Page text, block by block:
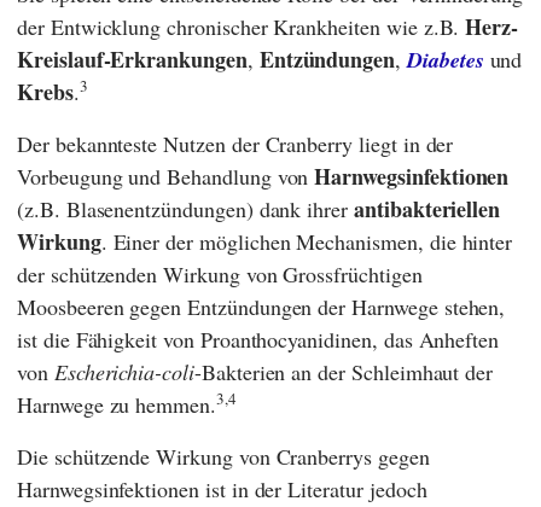
der Entwicklung chronischer Krankheiten wie z.B.Herz-
Kreislauf-Erkrankungen, Entzündungen,Diabetes und
Krebs.3
Der bekannteste Nutzen der Cranberry liegt in der
Vorbeugung und Behandlung vonHarnwegsinfektionen
(z.B. Blasenentzündungen) dank ihrerantibakteriellen
Wirkung. Einer der möglichen Mechanismen, die hinter
der schützenden Wirkung von Grossfrüchtigen
Moosbeeren gegen Entzündungen der Harnwege stehen,
ist die Fähigkeit von Proanthocyanidinen, das Anheften
von Escherichia-coli-Bakterien an der Schleimhaut der
Harnwege zu hemmen.3,4
Die schützende Wirkung von Cranberrys gegen
Harnwegsinfektionen ist in der Literatur jedoch